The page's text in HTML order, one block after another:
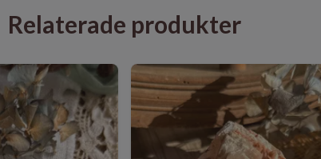
Relaterade produkter